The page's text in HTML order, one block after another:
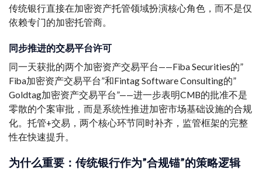
传统银行直接在加密资产托管领域扮演核心角色，而不是仅
依赖专门的加密托管商。
同步推进的交易平台许可
同一天获批的两个加密资产交易平台——Fiba Securities的”
Fiba加密资产交易平台”和Fintag Software Consulting的”
Goldtag加密资产交易平台”——进一步表明CMB的批准不是
零散的个案审批，而是系统性推进加密市场基础设施的合规
化。托管+交易，两个核心环节同时补齐，监管框架的完整
性在快速提升。
为什么重要：传统银行作为”合规锚”的策略逻辑